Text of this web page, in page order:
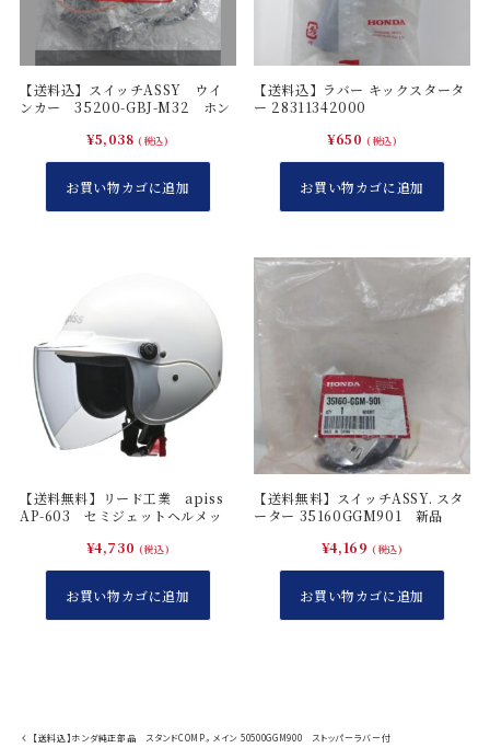
【送料込】スイッチASSY ウイ
ンカー 35200-GBJ-M32 ホン
¥5,038 (税込)
お買い物カゴに追加
【送料込】ラバー キックスタータ
ー 28311342000
¥650 (税込)
お買い物カゴに追加
【送料無料】リード工業 apiss
AP-603 セミジェットヘルメッ
¥4,730 (税込)
お買い物カゴに追加
【送料無料】スイッチASSY. スタ
ーター 35160GGM901 新品
¥4,169 (税込)
お買い物カゴに追加
【送料込】ホンダ純正部品 スタンドCOMP.，メイン 50500GGM900 ストッパーラバー付